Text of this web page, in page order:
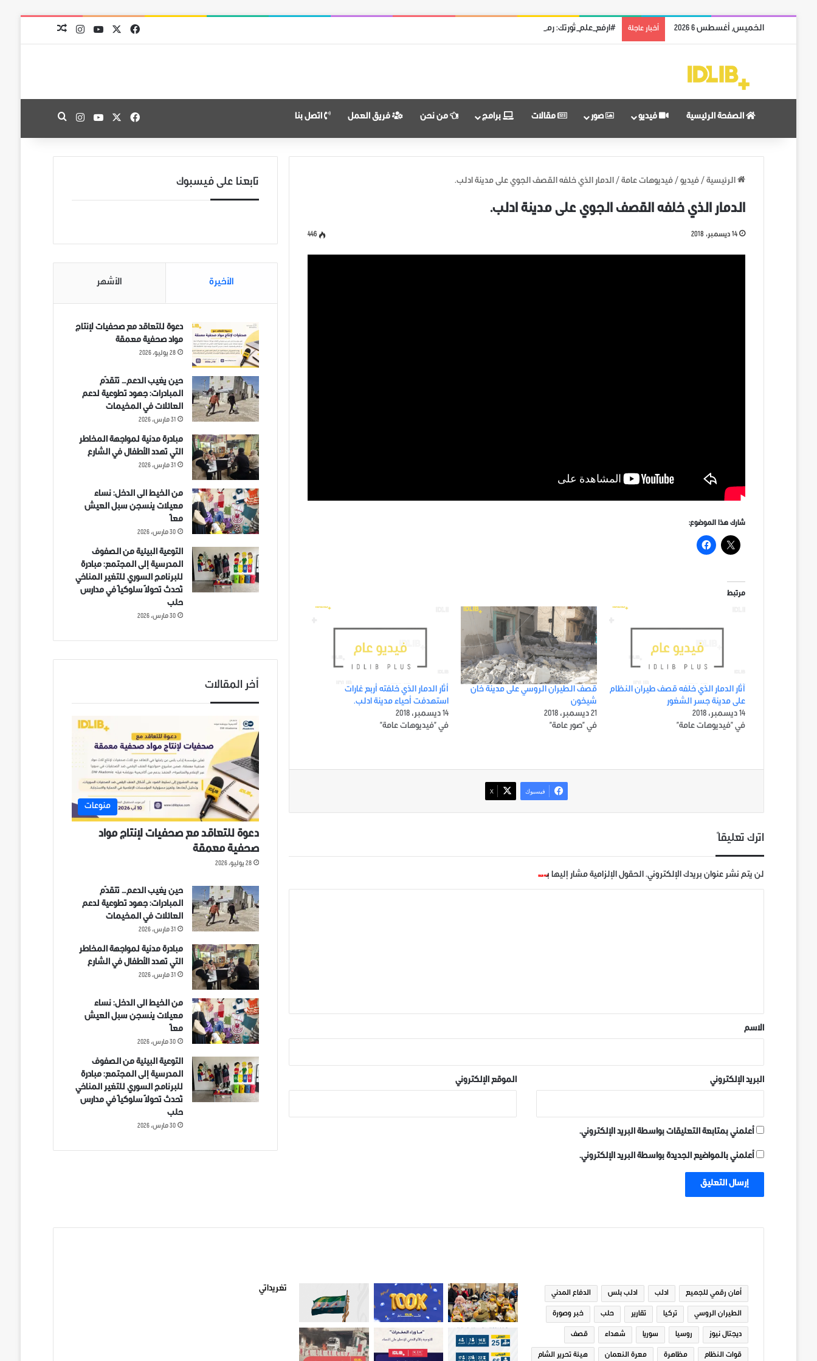
الخميس, أغسطس 6 2026 أخبار عاجلة #ارفع_علم_ثورتك: رمز النضال ووحدة الهدف فيسبوك
‫X
‫YouTubeانستقراممقال عشوائي
الصفحة الرئيسية فيديو صور مقالات برامج من نحن فريق العمل اتصل بنا فيسبوك
‫X
‫YouTubeانستقرامبحث عن
الرئيسية / فيديو / فيديوهات عامة / الدمار الذي خلفه القصف الجوي على مدينة ادلب.
الدمار الذي خلفه القصف الجوي على مدينة ادلب.
14 ديسمبر، 2018 446
شارك هذا الموضوع:
مرتبط
آثار الدمار الذي خلفه قصف طيران النظام
على مدينة جسر الشغور
14 ديسمبر، 2018
في "فيديوهات عامة"
قصف الطيران الروسي على مدينة خان
شيخون
21 ديسمبر، 2018
في "صور عامة"
أثار الدمار الذي خلفته أربع غارات
استهدفت أحياء مدينة ادلب.
14 ديسمبر، 2018
في "فيديوهات عامة"
فيسبوك ‫X
اترك تعليقاً
لن يتم نشر عنوان بريدك الإلكتروني. الحقول الإلزامية مشار إليها بـ*
*الاسم
البريد الإلكتروني الموقع الإلكتروني
أعلمني بمتابعة التعليقات بواسطة البريد الإلكتروني.
أعلمني بالمواضيع الجديدة بواسطة البريد الإلكتروني.
تابعنا على فيسبوك
الأخيرة الأشهر
دعوة للتعاقد مع صحفيات لإنتاج
مواد صحفية معمقة
28 يوليو، 2026
حين يغيب الدعم… تتقدّم
المبادرات: جهود تطوعية لدعم
العائلات في المخيمات
31 مارس، 2026
مبادرة مدنية لمواجهة المخاطر
التي تهدد الأطفال في الشارع
31 مارس، 2026
من الخيط الى الدخل: نساء
معيلات ينسجن سبل العيش
معاً
30 مارس، 2026
التوعية البيئية من الصفوف
المدرسية إلى المجتمع: مبادرة
للبرنامج السوري للتغير المناخي
تُحدث تحولاً سلوكياً في مدارس
حلب
30 مارس، 2026
أخر المقالات
منوعات
دعوة للتعاقد مع صحفيات لإنتاج مواد
صحفية معمقة
28 يوليو، 2026
حين يغيب الدعم… تتقدّم
المبادرات: جهود تطوعية لدعم
العائلات في المخيمات
31 مارس، 2026
مبادرة مدنية لمواجهة المخاطر
التي تهدد الأطفال في الشارع
31 مارس، 2026
من الخيط الى الدخل: نساء
معيلات ينسجن سبل العيش
معاً
30 مارس، 2026
التوعية البيئية من الصفوف
المدرسية إلى المجتمع: مبادرة
للبرنامج السوري للتغير المناخي
تُحدث تحولاً سلوكياً في مدارس
حلب
30 مارس، 2026
أمان رقمي للجميع ادلب ادلب بلس الدفاع المدني
الطيران الروسي تركيا تقارير حلب خبر وصورة
ديجتال نيوز روسيا سوريا شهداء قصف
قوات النظام مظاهرة معرة النعمان هيئة تحرير الشام
تغريداتي